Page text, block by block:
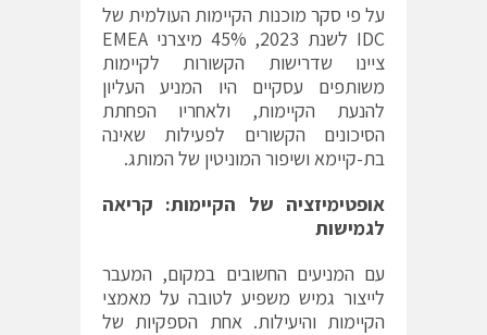
על פי סקר מוכנות הקיימות העולמית של
IDC לשנת 2023, 45% מיצרני EMEA
ציינו שדרישות הקשורות לקיימות
משותפים עסקיים היו המניע העליון
להנעת הקיימות, ולאחריו הפחתת
הסיכונים הקשורים לפעילות שאינה
בת-קיימא ושיפור המוניטין של המותג.
אופטימיזציה של הקיימות: קריאה
לגמישות
עם המניעים החשובים במקום, המעבר
לייצור גמיש משפיע לטובה על מאמצי
הקיימות והיעילות. אחת הספקיות של